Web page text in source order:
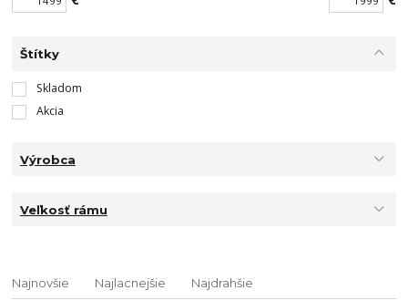
Štítky
Skladom
Akcia
Výrobca
Veľkosť rámu
Najnovšie Najlacnejšie Najdrahšie